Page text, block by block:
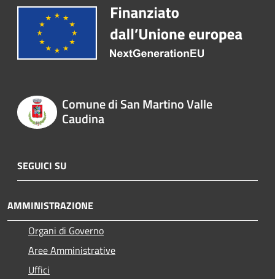
Comune di San Martino Valle
Caudina
SEGUICI SU
AMMINISTRAZIONE
Organi di Governo
Aree Amministrative
Uffici